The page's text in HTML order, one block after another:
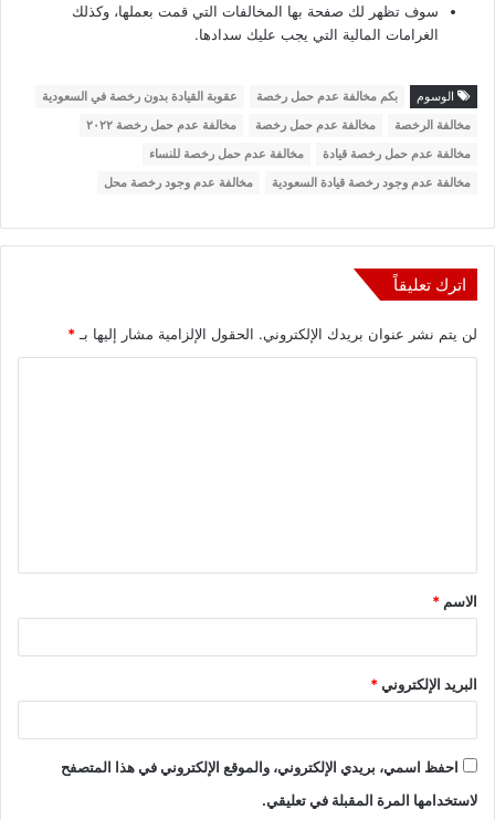
سوف تظهر لك صفحة بها المخالفات التي قمت بعملها، وكذلك
الغرامات المالية التي يجب عليك سدادها.
الوسوم بكم مخالفة عدم حمل رخصة
عقوبة القيادة بدون رخصة في السعودية
مخالفة الرخصة
مخالفة عدم حمل رخصة
مخالفة عدم حمل رخصة ٢٠٢٢
مخالفة عدم حمل رخصة قيادة
مخالفة عدم حمل رخصة للنساء
مخالفة عدم وجود رخصة قيادة السعودية
مخالفة عدم وجود رخصة محل
اترك تعليقاً
لن يتم نشر عنوان بريدك الإلكتروني. الحقول الإلزامية مشار إليها بـ *
ق
*
الاسم *
البريد الإلكتروني*
احفظ اسمي، بريدي الإلكتروني، والموقع الإلكتروني في هذا المتصفح
لاستخدامها المرة المقبلة في تعليقي.